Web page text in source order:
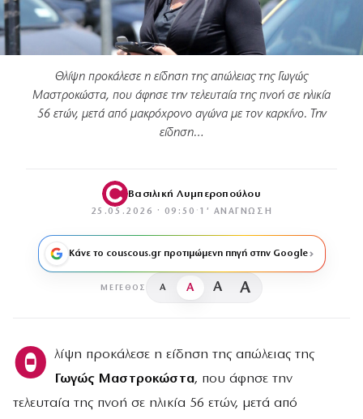
Θλίψη προκάλεσε η είδηση της απώλειας της Γωγώς
Μαστροκώστα, που άφησε την τελευταία της πνοή σε ηλικία
56 ετών, μετά από μακρόχρονο αγώνα με τον καρκίνο. Την
είδηση…
Βασιλική Λυμπεροπούλου
25.05.2026 · 09:50 · 1′ ΑΝΆΓΝΩΣΗ
Κάνε το couscous.gr προτιμώμενη πηγή στην Google
ΜΈΓΕΘΟΣ A A A A
Θ λίψη προκάλεσε η είδηση της απώλειας της
Γωγώς Μαστροκώστα, που άφησε την
τελευταία της πνοή σε ηλικία 56 ετών, μετά από